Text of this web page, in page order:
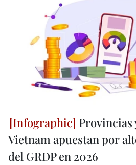
Provincias
Vietnam apuestan por
del GRDP en 2026